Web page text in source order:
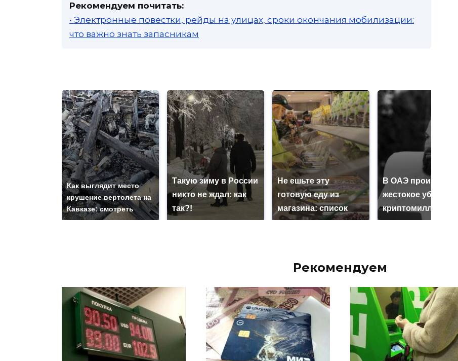
Рекомендуем почитать:
• Электронные повестки, рейды на улицах, сроки окончания мобилизации:
что важно знать запасникам
Как выглядит место
крушение вертолета на
Кавказе: смотреть
Такую зиму в России
никто не ждал: как
так?!
Не ешьте эту
готовую еду из
магазина: список
В ОАЭ произошло
жестокое убийство
криптомиллионера
Рекомендуем